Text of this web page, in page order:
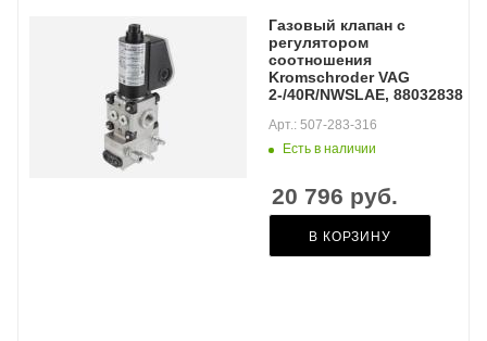
Газовый клапан с
регулятором
соотношения
Kromschroder VAG
2-/40R/NWSLAE, 88032838
Есть в наличии
Арт.: 507-283-316
20 796 руб.
В КОРЗИНУ